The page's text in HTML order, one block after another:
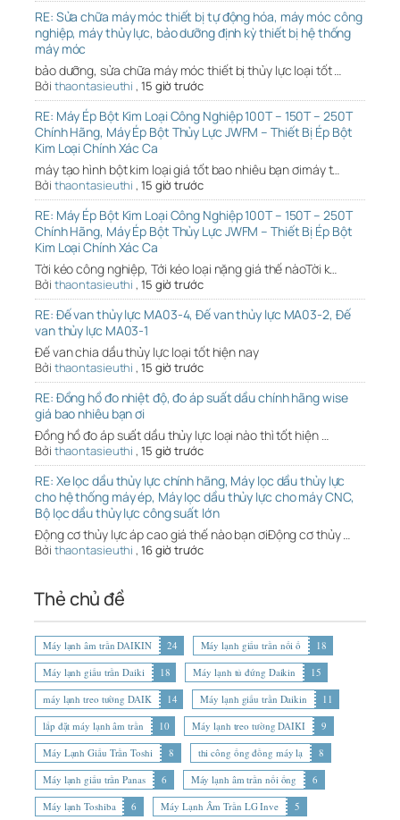
RE: Sửa chữa máy móc thiết bị tự động hóa, máy móc công
nghiệp, máy thủy lực, bảo dưỡng định kỳ thiết bị hệ thống
máy móc
bảo dưỡng, sửa chữa máy móc thiết bị thủy lực loại tốt …
Bởi thaontasieuthi , 15 giờ trước
RE: Máy Ép Bột Kim Loại Công Nghiệp 100T – 150T – 250T
Chính Hãng, Máy Ép Bột Thủy Lực JWFM – Thiết Bị Ép Bột
Kim Loại Chính Xác Ca
máy tạo hình bột kim loại giá tốt bao nhiêu bạn ơimáy t…
Bởi thaontasieuthi , 15 giờ trước
RE: Máy Ép Bột Kim Loại Công Nghiệp 100T – 150T – 250T
Chính Hãng, Máy Ép Bột Thủy Lực JWFM – Thiết Bị Ép Bột
Kim Loại Chính Xác Ca
Tời kéo công nghiệp, Tới kéo loại nặng giá thế nàoTời k…
Bởi thaontasieuthi , 15 giờ trước
RE: Đế van thủy lực MA03-4, Đế van thủy lực MA03-2, Đế
van thủy lực MA03-1
Đế van chia dầu thủy lực loại tốt hiện nay
Bởi thaontasieuthi , 15 giờ trước
RE: Đồng hồ đo nhiệt độ, đo áp suất dầu chính hãng wise
giá bao nhiêu bạn ơi
Đồng hồ đo áp suất dầu thủy lực loại nào thì tốt hiện …
Bởi thaontasieuthi , 15 giờ trước
RE: Xe lọc dầu thủy lực chính hãng, Máy lọc dầu thủy lực
cho hệ thống máy ép, Máy lọc dầu thủy lực cho máy CNC,
Bộ lọc dầu thủy lực công suất lớn
Động cơ thủy lực áp cao giá thế nào bạn ơiĐộng cơ thủy …
Bởi thaontasieuthi , 16 giờ trước
Thẻ chủ đề
Máy lạnh âm trần DAIKIN 24 Máy lạnh giấu trần nối ố
18
Máy lạnh giấu trần Daiki
18 Máy lạnh tủ đứng Daikin
15
máy lạnh treo tường DAIK
14 Máy lạnh giấu trần Daikin
11
lắp đặt máy lạnh âm trần
10 Máy lạnh treo tường DAIKI
9
Máy Lạnh Giấu Trần Toshi
8 thi công ống đồng máy lạ
8
Máy lạnh giấu trần Panas
6 Máy lạnh âm trần nối ống
6
Máy lạnh Toshiba
6 Máy Lạnh Âm Trần LG Inve
5